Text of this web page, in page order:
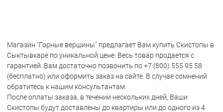
Магазин "Горные вершины" предлагает Вам купить Скистопы в
Сыктывкаре по уникальной цене. Весь товар продается с
гарантией. Вам достаточно позвонить по +7 (800) 555 95 58
(бесплатно) или оформить заказ на сайте. В случае сомнений
обратитесь к нашим консультантам.
После оплаты заказа, в течении нескольких дней, Ваши
Скистопы будут доставлены до квартиры или до одного из 4